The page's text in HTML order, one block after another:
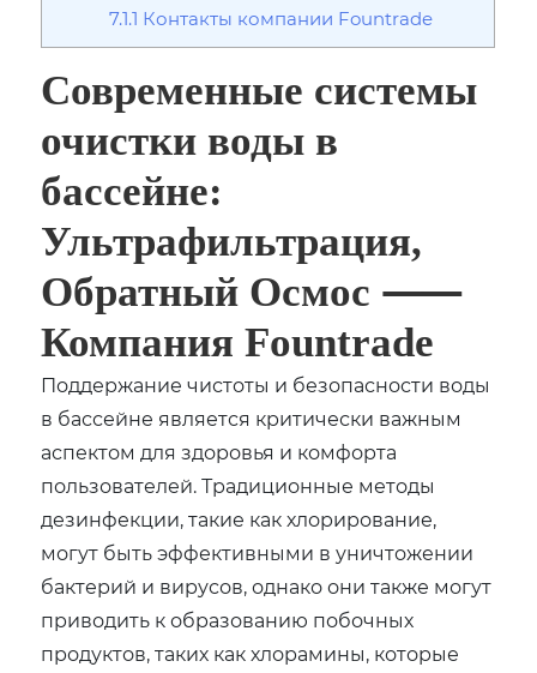
7.1.1 Контакты компании Fountrade
Современные системы
очистки воды в
бассейне:
Ультрафильтрация,
Обратный Осмос ⸺
Компания Fountrade
Поддержание чистоты и безопасности воды
в бассейне является критически важным
аспектом для здоровья и комфорта
пользователей. Традиционные методы
дезинфекции, такие как хлорирование,
могут быть эффективными в уничтожении
бактерий и вирусов, однако они также могут
приводить к образованию побочных
продуктов, таких как хлорамины, которые